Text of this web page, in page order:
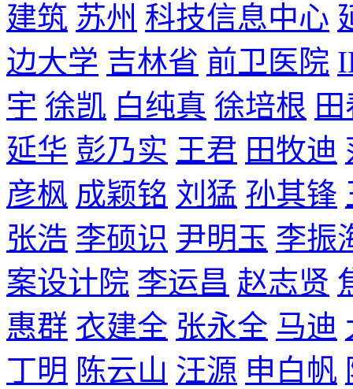
建筑 苏州 科技信息中心
边大学 吉林省 前卫医院
宇 徐凯 白纯真 徐培根
延华 彭乃实 王君 田牧迪
彦枫 成颖铭 刘猛 孙其锋
张浩 李硕识 尹明玉 李振
案设计院 李运昌 赵志贤
惠群 衣建全 张永全 马迪
丁明 陈云山 汪源 申白帆